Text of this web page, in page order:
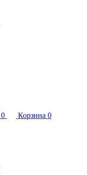
0 Корзина 0